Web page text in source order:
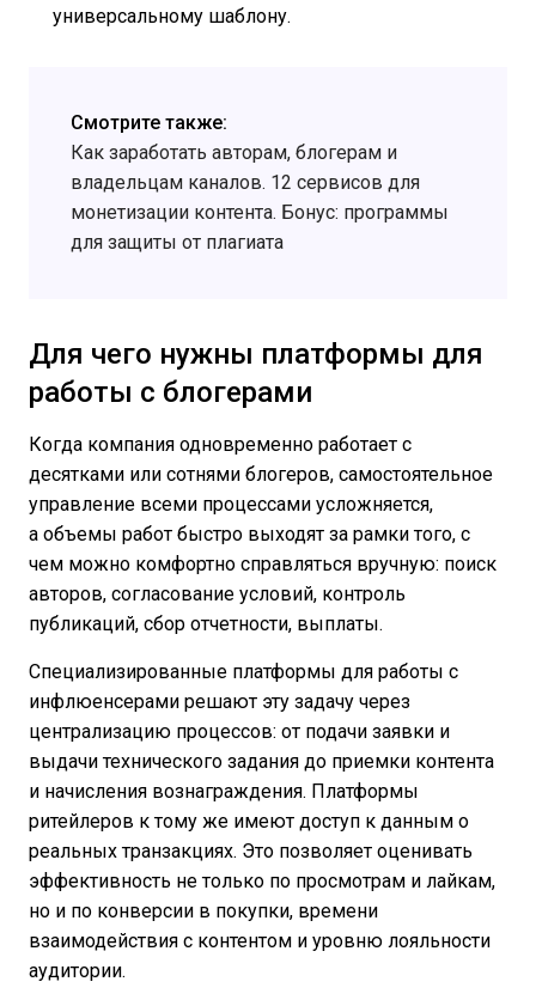
универсальному шаблону.
Смотрите также:
Как заработать авторам, блогерам и
владельцам каналов. 12 сервисов для
монетизации контента. Бонус: программы
для защиты от плагиата
Для чего нужны платформы для
работы с блогерами
Когда компания одновременно работает с
десятками или сотнями блогеров, самостоятельное
управление всеми процессами усложняется,
а объемы работ быстро выходят за рамки того, с
чем можно комфортно справляться вручную: поиск
авторов, согласование условий, контроль
публикаций, сбор отчетности, выплаты.
Специализированные платформы для работы с
инфлюенсерами решают эту задачу через
централизацию процессов: от подачи заявки и
выдачи технического задания до приемки контента
и начисления вознаграждения. Платформы
ритейлеров к тому же имеют доступ к данным о
реальных транзакциях. Это позволяет оценивать
эффективность не только по просмотрам и лайкам,
но и по конверсии в покупки, времени
взаимодействия с контентом и уровню лояльности
аудитории.